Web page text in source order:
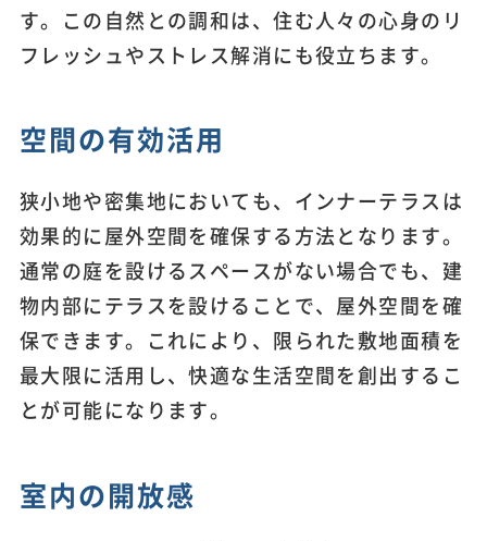
す。この自然との調和は、住む人々の心身のリ
フレッシュやストレス解消にも役立ちます。
空間の有効活用
狭小地や密集地においても、インナーテラスは
効果的に屋外空間を確保する方法となります。
通常の庭を設けるスペースがない場合でも、建
物内部にテラスを設けることで、屋外空間を確
保できます。これにより、限られた敷地面積を
最大限に活用し、快適な生活空間を創出するこ
とが可能になります。
室内の開放感